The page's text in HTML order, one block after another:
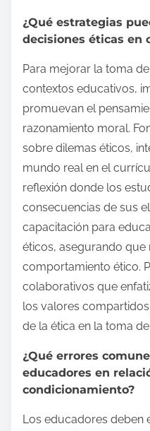
¿Qué estrategias
decisiones éticas en
Para mejorar la toma
contextos educativos,
promuevan el
razonamiento moral.
sobre dilemas éticos,
mundo real en el
reflexión donde los
consecuencias de sus
capacitación para
éticos, asegurando que
comportamiento ético.
colaborativos que
los valores
de la ética en la toma
¿Qué errores
educadores en
condicionamiento?
Los educadores deben